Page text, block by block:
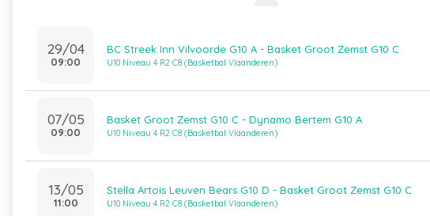
29/04
09:00
BC Streek Inn Vilvoorde G10 A - Basket Groot Zemst G10 C
U10 Niveau 4 R2 C8 (Basketbal Vlaanderen)
07/05
09:00
Basket Groot Zemst G10 C - Dynamo Bertem G10 A
U10 Niveau 4 R2 C8 (Basketbal Vlaanderen)
13/05
11:00
Stella Artois Leuven Bears G10 D - Basket Groot Zemst G10 C
U10 Niveau 4 R2 C8 (Basketbal Vlaanderen)